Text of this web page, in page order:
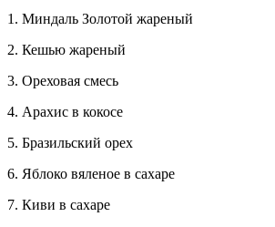
1. Миндаль Золотой жареный
2. Кешью жареный
3. Ореховая смесь
4. Арахис в кокосе
5. Бразильский орех
6. Яблоко вяленое в сахаре
7. Киви в сахаре